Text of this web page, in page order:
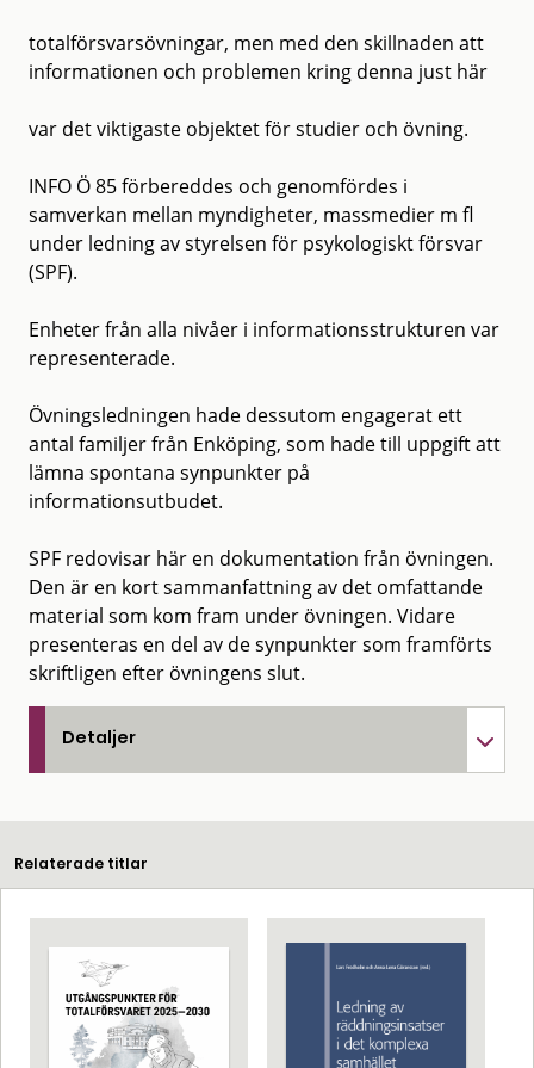
totalförsvarsövningar, men med den skillnaden att
informationen och problemen kring denna just här
var det viktigaste objektet för studier och övning.
INFO Ö 85 förbereddes och genomfördes i
samverkan mellan myndigheter, massmedier m fl
under ledning av styrelsen för psykologiskt försvar
(SPF).
Enheter från alla nivåer i informationsstrukturen var
representerade.
Övningsledningen hade dessutom engagerat ett
antal familjer från Enköping, som hade till uppgift att
lämna spontana synpunkter på
informationsutbudet.
SPF redovisar här en dokumentation från övningen.
Den är en kort sammanfattning av det omfattande
material som kom fram under övningen. Vidare
presenteras en del av de synpunkter som framförts
skriftligen efter övningens slut.
Detaljer
Relaterade titlar